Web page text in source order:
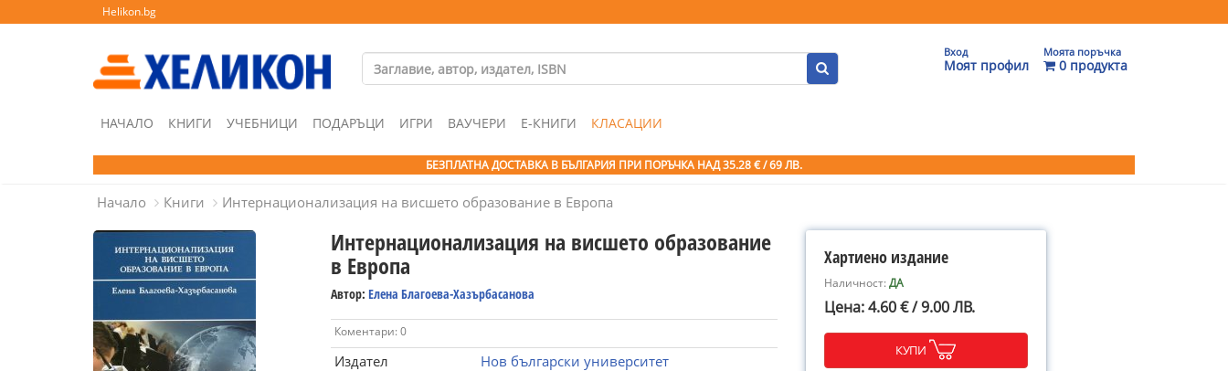
Helikon.bg
Вход
Моят профил
Моята поръчка
0 продукта
НАЧАЛО КНИГИ УЧЕБНИЦИ ПОДАРЪЦИ ИГРИ ВАУЧЕРИ Е-КНИГИ КЛАСАЦИИ
БЕЗПЛАТНА ДОСТАВКА В БЪЛГАРИЯ ПРИ ПОРЪЧКА НАД 35.28 € / 69 ЛВ.
Начало Книги Интернационализация на висшето образование в Европа
Интернационализация на висшето образование
в Европа
Автор: Елена Благоева-Хазърбасанова
Коментари: 0
Издател
Нов български университет
Хартиено издание
Наличност:ДА
Цена: 4.60 € / 9.00 ЛВ.
КУПИ